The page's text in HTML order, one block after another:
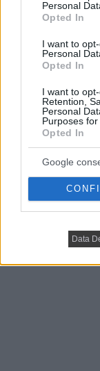
Personal
Opted In
I want to
Personal
Opted In
I want to
Retention,
Personal
Purposes for
Opted In
Google
Data